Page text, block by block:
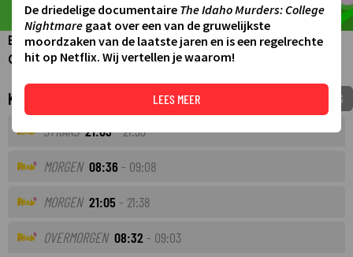
Beleef leerzame avonturen met Toby, Pepper en Bax!
Ontdek de wereld met StoryZoo & Friend!
Komende tv-uitzendingen VOEG TOE AAN MIJNGIDS
STRAKS21:03- 21:33
MORGEN 08:36 - 09:08
MORGEN 21:05 - 21:38
OVERMORGEN 08:32 - 09:03
De driedelige documentaire The Idaho Murders: College
Nightmare gaat over een van de gruwelijkste
moordzaken van de laatste jaren en is een regelrechte
hit op Netflix. Wij vertellen je waarom!
LEES MEER